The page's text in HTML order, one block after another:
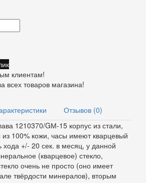
клиентам!
всех товаров магазина!
Отзывов (0)
1210370/GМ-15 корпус из стали,
100% кожи, часы имеют кварцевый
хода +/- 20 сек. в месяц, у данной
(кварцевое) стекло,
очень не просто (оно имеет
твёрдости минералов), вторым